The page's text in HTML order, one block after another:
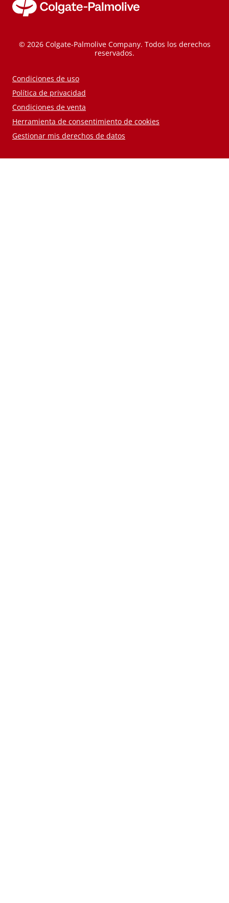
© 2026 Colgate-Palmolive Company. Todos los derechos
reservados.
Condiciones de uso
Política de privacidad
Condiciones de venta
Herramienta de consentimiento de cookies
Gestionar mis derechos de datos